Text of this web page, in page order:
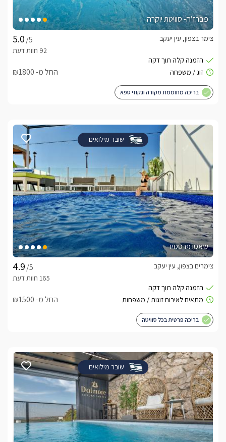
פברז’ה- סוויטת יוקרה
/5
צימר בצפון, עין יעקב
החל מ- ₪1800
בריכה מחוממת מקורה וגקוזי ספא
שובר מילואים
שאטו פרסטיז
/5
צימרים בצפון, עין יעקב
החל מ- ₪1500
בריכה פרטית בכל סוויטה
שובר מילואים